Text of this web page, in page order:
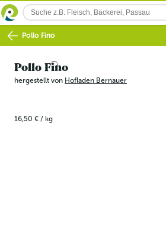
Pollo Fino
Pollo Fino
hergestellt von Hofladen Bernauer
16,50 € / kg